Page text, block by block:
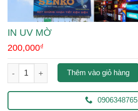
IN UV MỜ
200,000₫
in uv mờ số lượngThêm vào giỏ hàng
0906348765